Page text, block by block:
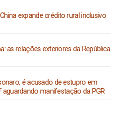
expande crédito rural inclusivo
as relações exteriores da República
é acusado de estupro em
manifestação da PGR